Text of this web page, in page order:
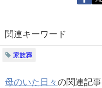
関連キーワード
家族葬
母のいた日々の関連記事